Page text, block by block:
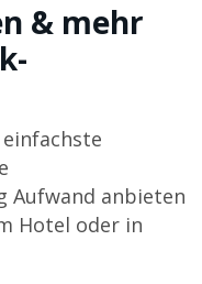
& mehr
Aufwand anbieten
Hotel oder in